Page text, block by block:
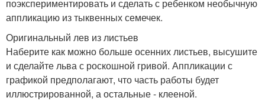
поэкспериментировать и сделать с ребенком необычную
аппликацию из тыквенных семечек.
Оригинальный лев из листьев
Наберите как можно больше осенних листьев, высушите
и сделайте льва с роскошной гривой. Аппликации с
графикой предполагают, что часть работы будет
иллюстрированной, а остальные - клееной.